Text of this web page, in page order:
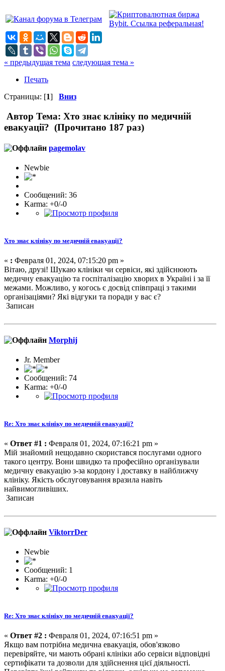
« предыдущая тема следующая тема »
Печать
Страницы: [1] Вниз
Автор Тема: Хто знає клініку по медичній
евакуації? (Прочитано 187 раз)
pagemolav
Newbie
Сообщений: 36
Karma: +0/-0
Хто знає клініку по медичній евакуації?
« : Февраля 01, 2024, 07:15:20 pm »
Вітаю, друзі! Шукаю клініки чи сервіси, які здійснюють
медичну евакуацію та госпіталізацію хворих в Україні і за її
межами. Можливо, у когось є досвід співпраці з такими
організаціями? Які відгуки та поради у вас є?
Записан
Morphij
Jr. Member
Сообщений: 74
Karma: +0/-0
Re: Хто знає клініку по медичній евакуації?
« Ответ #1 : Февраля 01, 2024, 07:16:21 pm »
Мій знайомий нещодавно скористався послугами одного
такого центру. Вони швидко та професійно організували
медичну евакуацію з-за кордону і доставку в найближчу
клініку. Якість обслуговування вразила навіть
найвимогливіших.
Записан
ViktorrDer
Newbie
Сообщений: 1
Karma: +0/-0
Re: Хто знає клініку по медичній евакуації?
« Ответ #2 : Февраля 01, 2024, 07:16:51 pm »
Якщо вам потрібна медична евакуація, обов'язково
перевіряйте, чи мають обрані клініки або сервіси відповідні
сертифікати та дозволи для здійснення цієї діяльності.